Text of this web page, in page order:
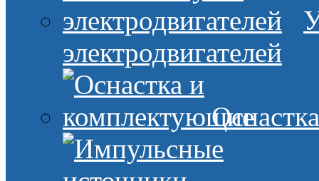
электродвигателей